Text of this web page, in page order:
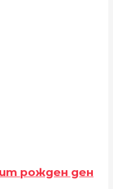
рожден ден